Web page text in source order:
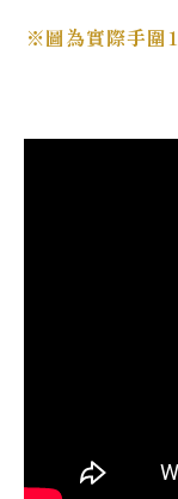
※圖為實際手圍